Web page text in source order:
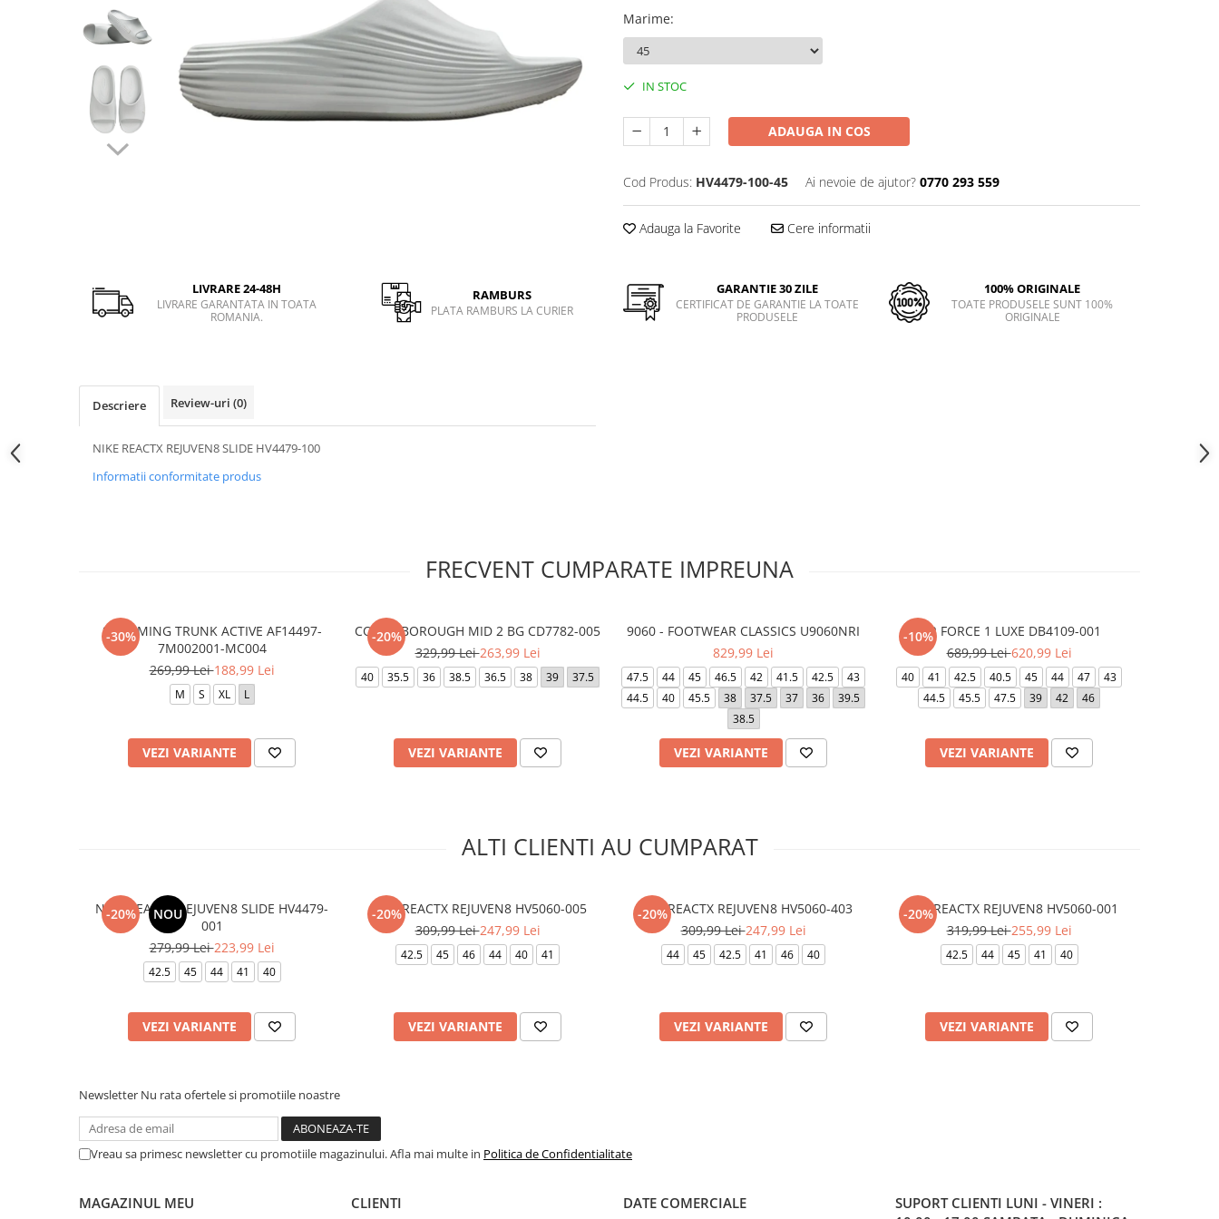
Pantofi sport femei
Sandale & Slapi copii
Marime:
IN STOC
ADAUGA IN COS
Cod Produs: HV4479-100-45 Ai nevoie de ajutor? 0770 293 559
Adauga la Favorite Cere informatii
LIVRARE 24-48H
LIVRARE GARANTATA IN TOATA
ROMANIA.
RAMBURS
PLATA RAMBURS LA CURIER
GARANTIE 30 ZILE
CERTIFICAT DE GARANTIE LA TOATE
PRODUSELE
100% ORIGINALE
TOATE PRODUSELE SUNT 100%
ORIGINALE
Descriere Review-uri (0)
NIKE REACTX REJUVEN8 SLIDE HV4479-100
Informatii conformitate produs
FRECVENT CUMPARATE IMPREUNA
-30%
SWIMMING TRUNK ACTIVE AF14497-
7M002001-MC004
269,99 Lei188,99 Lei
M S XL L
VEZI VARIANTE
-20%
COURT BOROUGH MID 2 BG CD7782-005
329,99 Lei263,99 Lei
40 35.5 36 38.5 36.5 38 39 37.5
VEZI VARIANTE
9060 - FOOTWEAR CLASSICS U9060NRI
829,99 Lei
47.5 44 45 46.5 42 41.5 42.5
43
44.5
40 45.5 38 37.5 37 36
39.5
38.5
VEZI VARIANTE
-10%AIR FORCE 1 LUXE DB4109-001
689,99 Lei620,99 Lei
40 41 42.5 40.5 45 44 47
43
44.5
45.5 47.5 39 42 46
VEZI VARIANTE
ALTI CLIENTI AU CUMPARAT
-20% NOU
NIKE REACTX REJUVEN8 SLIDE HV4479-
001
279,99 Lei223,99 Lei
42.5 45 44 41 40
VEZI VARIANTE
-20%
NIKE REACTX REJUVEN8 HV5060-005
309,99 Lei247,99 Lei
42.5 45 46 44 40 41
VEZI VARIANTE
-20%
NIKE REACTX REJUVEN8 HV5060-403
309,99 Lei247,99 Lei
44 45 42.5 41 46 40
VEZI VARIANTE
-20%
NIKE REACTX REJUVEN8 HV5060-001
319,99 Lei255,99 Lei
42.5 44 45 41 40
VEZI VARIANTE
Newsletter Nu rata ofertele si promotiile noastre
Vreau sa primesc newsletter cu promotiile magazinului. Afla mai multe in Politica de Confidentialitate
MAGAZINUL MEU CLIENTI DATE COMERCIALE SUPORT CLIENTI LUNI - VINERI :